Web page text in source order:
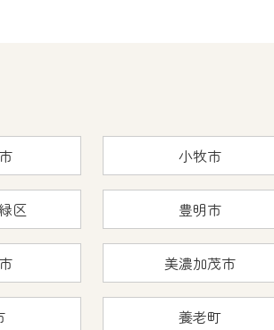
小牧市
区 豊明市
美濃加茂市
養老町